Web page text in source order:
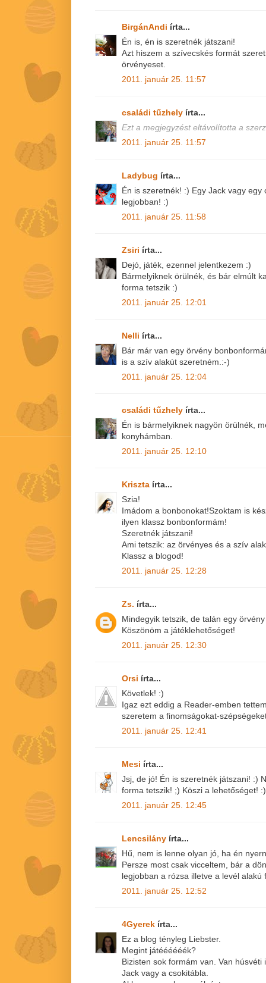
BirgánAndi írta...
Én is, én is szeretnék játszani!
Azt hiszem a szívecskés formát
örvényeset.
2011. január 25. 11:57
családi tűzhely írta...
Ezt a megjegyzést eltávolította a
2011. január 25. 11:57
Ladybug írta...
Én is szeretnék! :) Egy Jack vagy egy
legjobban! :)
2011. január 25. 11:58
Zsiri írta...
Dejó, játék, ezennel jelentkezem :)
Bármelyiknek örülnék, és bár elmúlt
forma tetszik :)
2011. január 25. 12:01
Nelli írta...
Bár már van egy örvény
is a szív alakút szeretném.:-)
2011. január 25. 12:04
családi tűzhely írta...
Én is bármelyiknek nagyön örülnék,
konyhámban.
2011. január 25. 12:10
Kriszta írta...
Szia!
Imádom a bonbonokat!Szoktam is
ilyen klassz bonbonformám!
Szeretnék játszani!
Ami tetszik: az örvényes és a szív
Klassz a blogod!
2011. január 25. 12:28
Zs. írta...
Mindegyik tetszik, de talán egy
Köszönöm a játéklehetőséget!
2011. január 25. 12:30
Orsi írta...
Követlek! :)
Igaz ezt eddig a Reader-emben
szeretem a finomságokat-
2011. január 25. 12:41
Mesi írta...
Jsj, de jó! Én is szeretnék játszani! :)
forma tetszik! ;) Köszi a lehetőséget! :)
2011. január 25. 12:45
Lencsilány írta...
Hű, nem is lenne olyan jó, ha én
Persze most csak vicceltem, bár a
legjobban a rózsa illetve a levél alakú
2011. január 25. 12:52
4Gyerek írta...
Ez a blog tényleg Liebster.
Megint játéééééék?
Bizisten sok formám van. Van
Jack vagy a csokitábla.